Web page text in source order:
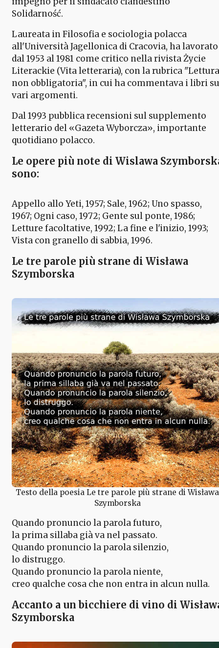
Solidarność.
Laureata in Filosofia e sociologia polacca
all'Università Jagellonica di Cracovia, ha lavorato
dal 1953 al 1981 come critico nella rivista Życie
Literackie (Vita letteraria), con la rubrica "Lettura
non obbligatoria", in cui ha commentava i libri su
vari argomenti.
Dal 1993 pubblica recensioni sul supplemento
letterario del «Gazeta Wyborcza», importante
quotidiano polacco.
Le opere più note di Wislawa
sono:
Appello allo Yeti, 1957; Sale, 1962; Uno spasso,
1967; Ogni caso, 1972; Gente sul ponte, 1986;
Letture facoltative, 1992; La fine e l'inizio, 1993;
Vista con granello di sabbia, 1996.
Le tre parole più strane di Wisława
Szymborska
Testo della poesia Le tre parole più strane di Wisława
Szymborska
Quando pronuncio la parola futuro,
la prima sillaba già va nel passato.
Quando pronuncio la parola silenzio,
lo distruggo.
Quando pronuncio la parola niente,
creo qualche cosa che non entra in alcun nulla.
Accanto a un bicchiere di vino di
Szymborska